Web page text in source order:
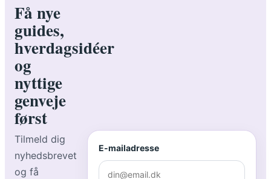
Få nye
guides,
hverdagsidéer
og
nyttige
genveje
først
Tilmeld dig
nyhedsbrevet
og få
E-mailadresse